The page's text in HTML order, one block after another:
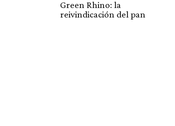
Green Rhino: la
reivindicación del pan